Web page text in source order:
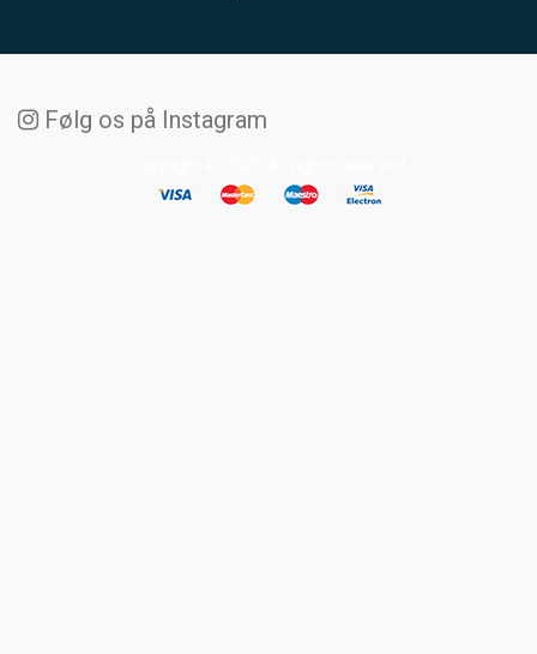
Følg os på Instagram